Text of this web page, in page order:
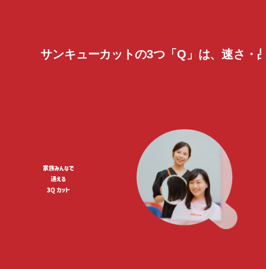
サンキューカットの3つ 「Q」 は、速さ・